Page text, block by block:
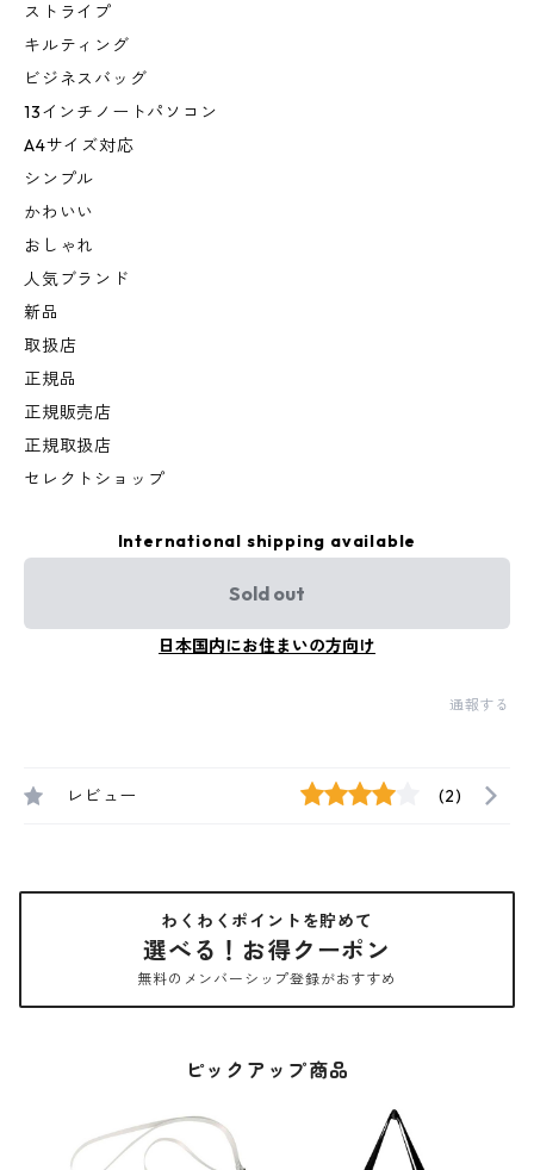
ストライプ
キルティング
ビジネスバッグ
13インチノートパソコン
A4サイズ対応
シンプル
かわいい
おしゃれ
人気ブランド
新品
取扱店
正規品
正規販売店
正規取扱店
セレクトショップ
International shipping available
Sold out
日本国内にお住まいの方向け
通報する
レビュー (2)
わくわくポイントを貯めて
選べる！お得クーポン
無料のメンバーシップ登録がおすすめ
ピックアップ商品